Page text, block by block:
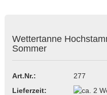
Wettertanne
Sommer
Art.Nr.:
277
Lieferzeit: